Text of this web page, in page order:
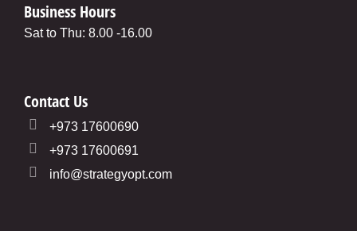
Business Hours
Sat to Thu: 8.00 -16.00
Contact Us
+973 17600690
+973 17600691
info@strategyopt.com